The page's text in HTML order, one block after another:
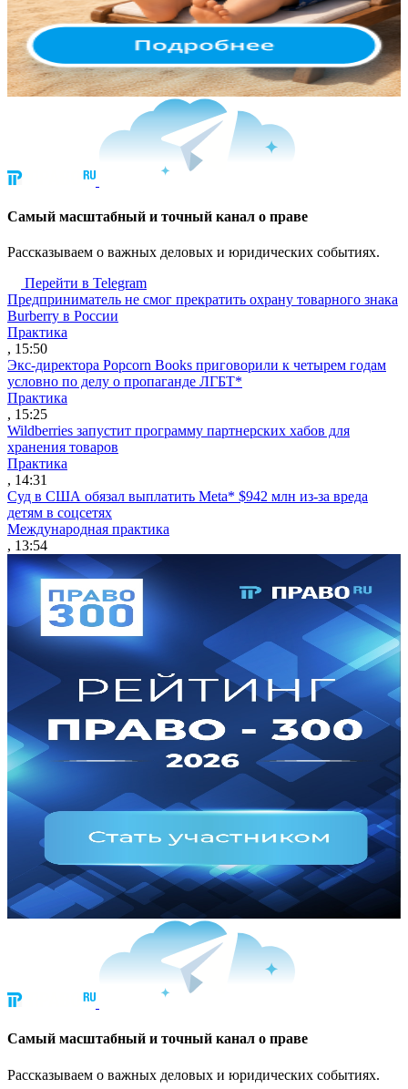
Cамый масштабный и точный канал о праве
Рассказываем о важных деловых и юридических событиях.
Перейти в Telegram
Предприниматель не смог прекратить охрану товарного знака
Burberry в России
Практика
, 15:50
Экс-директора Popcorn Books приговорили к четырем годам
условно по делу о пропаганде ЛГБТ*
Практика
, 15:25
Wildberries запустит программу партнерских хабов для
хранения товаров
Практика
, 14:31
Суд в США обязал выплатить Meta* $942 млн из-за вреда
детям в соцсетях
Международная практика
, 13:54
Cамый масштабный и точный канал о праве
Рассказываем о важных деловых и юридических событиях.